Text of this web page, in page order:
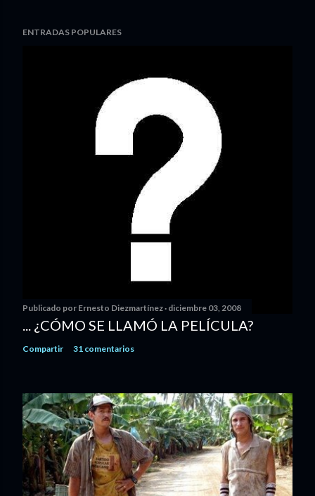
ENTRADAS POPULARES
Publicado por Ernesto Diezmartínez diciembre 03, 2008
... ¿CÓMO SE LLAMÓ LA PELÍCULA?
Compartir 31 comentarios